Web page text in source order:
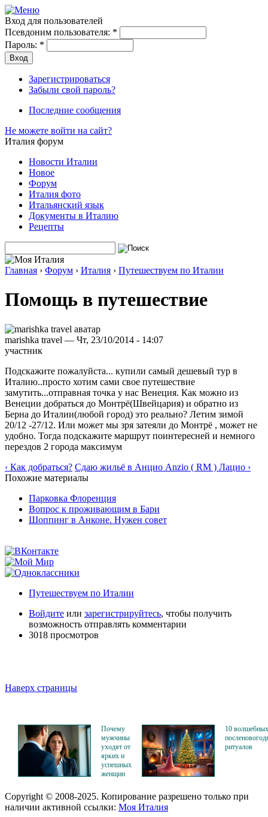
Вход для пользователей
Псевдоним пользователя: *
Пароль: *
Зарегистрироваться
Забыли свой пароль?
Последние сообщения
Не можете войти на сайт?
Италия форум
Новости Италии
Новое
Форум
Италия фото
Итальянский язык
Документы в Италию
Рецепты
Главная › Форум › Италия › Путешествуем по Италии
Помощь в путешествие
marishka travel — Чт, 23/10/2014 - 14:07
участник
Подскажите пожалуйста... купили самый дешевый тур в
Италию..просто хотим сами свое путешествие
замутить...отправная точка у нас Венеция. Как можно из
Венеции добраться до Монтрё(Швейцария) и обратно из
Берна до Италии(любой город) это реально? Летим зимой
20/12 -27/12. Или может мы зря затеяли до Монтрё , может не
удобно. Тогда подскажите маршрут поинтересней и немного
перездов 2 города максимум
‹ Как добраться? Сдаю жильё в Анцио Anzio ( RM ) Лацио ›
Похожие материалы
Парковка Флоренция
Вопрос к проживающим в Бари
Шоппинг в Анконе. Нужен совет
Путешествуем по Италии
Войдите или зарегистрируйтесь, чтобы получить
возможность отправлять комментарии
3018 просмотров
Наверх страницы
Почему
мужчины
уходят от
ярких и
успешных
женщин
10 волшебных
ритуалов
Copyright © 2008-2025. Копирование разрешено только при
наличии активной ссылки: Моя Италия